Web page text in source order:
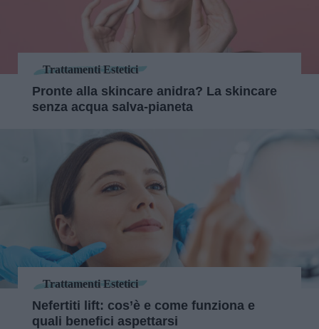
Trattamenti Estetici
Pronte alla skincare anidra? La skincare
senza acqua salva-pianeta
Trattamenti Estetici
Nefertiti lift: cos’è e come funziona e
quali benefici aspettarsi